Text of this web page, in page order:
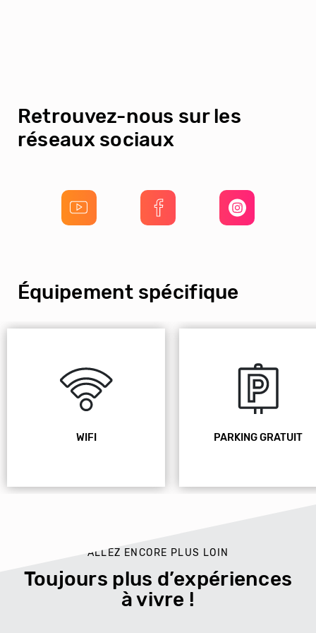
Équipement spécifique
WIFI PARKING GRATUIT
Retrouvez-nous sur les
réseaux sociaux
ALLEZ ENCORE PLUS LOIN
Toujours plus d’expériences
à vivre !